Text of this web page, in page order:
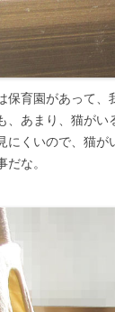
保育園があって、
、あまり、猫が
にくいので、猫
だな。